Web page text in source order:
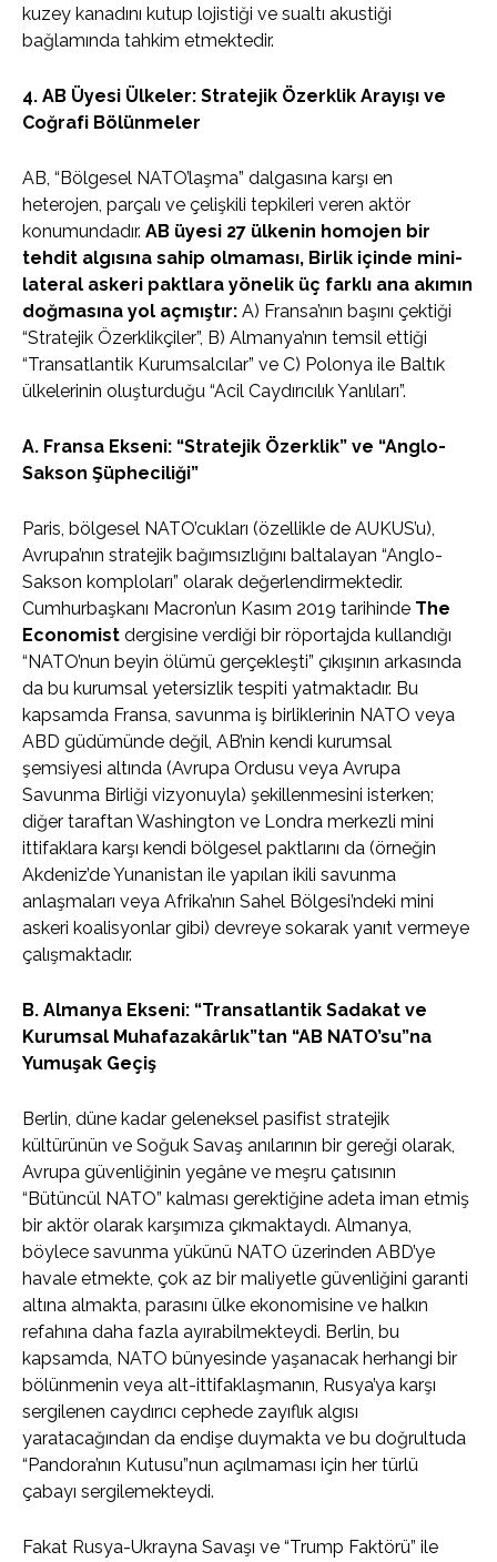
kuzey kanadını kutup lojistiği ve sualtı akustiği
bağlamında tahkim etmektedir.
4. AB Üyesi Ülkeler: Stratejik Özerklik Arayışı ve
Coğrafi Bölünmeler
AB, “Bölgesel NATO’laşma” dalgasına karşı en
heterojen, parçalı ve çelişkili tepkileri veren aktör
konumundadır. AB üyesi 27 ülkenin homojen bir
tehdit algısına sahip olmaması, Birlik içinde mini-
lateral askeri paktlara yönelik üç farklı ana akımın
doğmasına yol açmıştır: A) Fransa’nın başını çektiği
“Stratejik Özerklikçiler”, B) Almanya’nın temsil ettiği
“Transatlantik Kurumsalcılar” ve C) Polonya ile Baltık
ülkelerinin oluşturduğu “Acil Caydırıcılık Yanlıları”.
A. Fransa Ekseni: “Stratejik Özerklik” ve “Anglo-
Sakson Şüpheciliği”
Paris, bölgesel NATO’cukları (özellikle de AUKUS’u),
Avrupa’nın stratejik bağımsızlığını baltalayan “Anglo-
Sakson komploları” olarak değerlendirmektedir.
Cumhurbaşkanı Macron’un Kasım 2019 tarihinde The
Economist dergisine verdiği bir röportajda kullandığı
“NATO’nun beyin ölümü gerçekleşti” çıkışının arkasında
da bu kurumsal yetersizlik tespiti yatmaktadır. Bu
kapsamda Fransa, savunma iş birliklerinin NATO veya
ABD güdümünde değil, AB’nin kendi kurumsal
şemsiyesi altında (Avrupa Ordusu veya Avrupa
Savunma Birliği vizyonuyla) şekillenmesini isterken;
diğer taraftan Washington ve Londra merkezli mini
ittifaklara karşı kendi bölgesel paktlarını da (örneğin
Akdeniz’de Yunanistan ile yapılan ikili savunma
anlaşmaları veya Afrika’nın Sahel Bölgesi’ndeki mini
askeri koalisyonlar gibi) devreye sokarak yanıt vermeye
çalışmaktadır.
B. Almanya Ekseni: “Transatlantik Sadakat ve
Kurumsal Muhafazakârlık”tan “AB NATO’su”na
Yumuşak Geçiş
Berlin, düne kadar geleneksel pasifist stratejik
kültürünün ve Soğuk Savaş anılarının bir gereği olarak,
Avrupa güvenliğinin yegâne ve meşru çatısının
“Bütüncül NATO” kalması gerektiğine adeta iman etmiş
bir aktör olarak karşımıza çıkmaktaydı. Almanya,
böylece savunma yükünü NATO üzerinden ABD’ye
havale etmekte, çok az bir maliyetle güvenliğini garanti
altına almakta, parasını ülke ekonomisine ve halkın
refahına daha fazla ayırabilmekteydi. Berlin, bu
kapsamda, NATO bünyesinde yaşanacak herhangi bir
bölünmenin veya alt-ittifaklaşmanın, Rusya’ya karşı
sergilenen caydırıcı cephede zayıflık algısı
yaratacağından da endişe duymakta ve bu doğrultuda
“Pandora’nın Kutusu”nun açılmaması için her türlü
çabayı sergilemekteydi.
Fakat Rusya-Ukrayna Savaşı ve “Trump Faktörü” ile